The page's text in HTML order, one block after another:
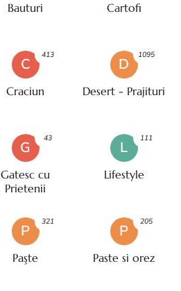
Bauturi Cartofi
C
Craciun
413
D
Desert - Prajituri
1095
G
Gatesc cu
Prietenii
43
L
Lifestyle
111
P
Paşte
321
P
Paste si orez
205